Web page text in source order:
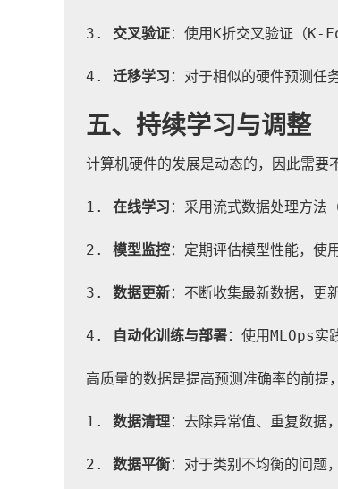
3. 交叉验证：使用K折交叉验证（
4. 迁移学习 ：对于相似的硬件预测任
五、持续学习与调整
计算机硬件的发展是动态的，因此需要
1. 在线学习 ：采用流式数据处理方法
2. 模型监控：定期评估模型性能，使
3. 数据更新：不断收集最新数据，更
4. 自动化训练与部署：使用MLOps
高质量的数据是提高预测准确率的前提
1. 数据清理：去除异常值、重复数据
2. 数据平衡：对于类别不均衡的问题